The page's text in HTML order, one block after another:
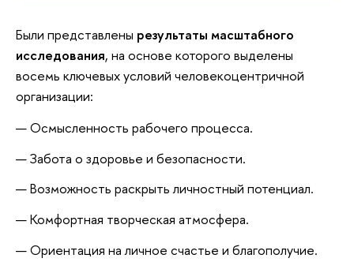
Были представлены результаты масштабного
исследования, на основе которого выделены
восемь ключевых условий человекоцентричной
организации:
Осмысленность рабочего процесса.
Забота о здоровье и безопасности.
Возможность раскрыть личностный потенциал.
Комфортная творческая атмосфера.
Ориентация на личное счастье и благополучие.